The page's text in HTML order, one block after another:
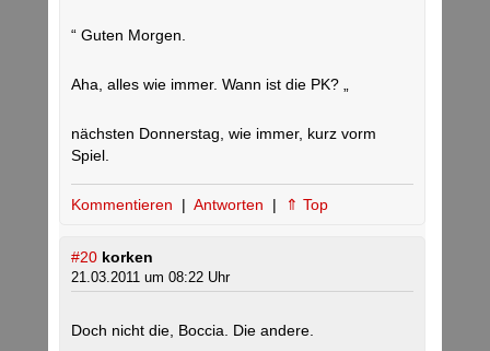
“ Guten Morgen.
Aha, alles wie immer. Wann ist die PK? „
nächsten Donnerstag, wie immer, kurz vorm
Spiel.
Kommentieren | Antworten | ⇑ Top
#20 korken
21.03.2011 um 08:22 Uhr
Doch nicht die, Boccia. Die andere.